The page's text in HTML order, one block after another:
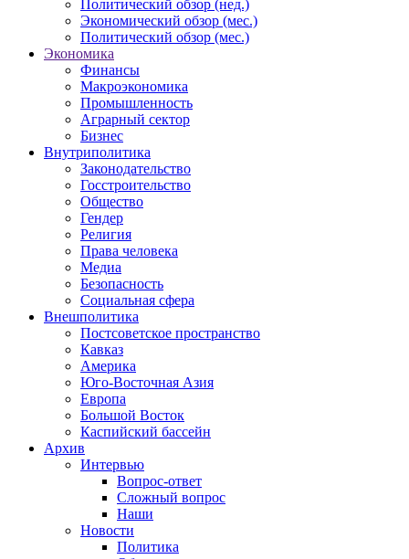
Политический обзор (нед.)
Экономический обзор (мес.)
Политический обзор (мес.)
Экономика
Финансы
Макроэкономика
Промышленность
Аграрный сектор
Бизнес
Внутриполитика
Законодательство
Госстроительство
Общество
Гендер
Религия
Права человека
Медиа
Безопасность
Социальная сфера
Внешполитика
Постсоветское пространство
Кавказ
Америка
Юго-Восточная Азия
Европа
Большой Восток
Каспийский бассейн
Архив
Интервью
Вопрос-ответ
Сложный вопрос
Наши
Новости
Политика